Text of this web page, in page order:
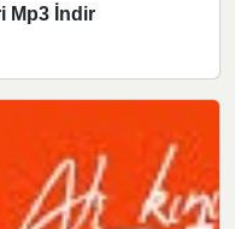
Mp3 İndir